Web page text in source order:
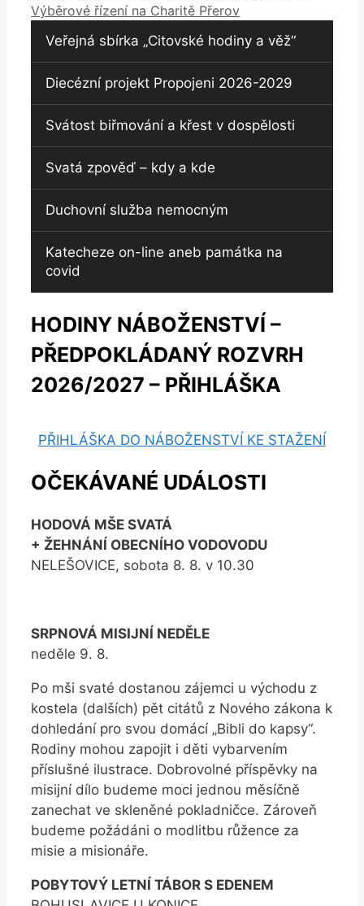
Výběrové řízení na Charitě Přerov
Veřejná sbírka „Citovské hodiny a věž“
Diecézní projekt Propojeni 2026-2029
Svátost biřmování a křest v dospělosti
Svatá zpověď – kdy a kde
Duchovní služba nemocným
Katecheze on-line aneb památka na
covid
HODINY NÁBOŽENSTVÍ –
PŘEDPOKLÁDANÝ ROZVRH
2026/2027 – PŘIHLÁŠKA
PŘIHLÁŠKA DO NÁBOŽENSTVÍ KE STAŽENÍ
OČEKÁVANÉ UDÁLOSTI
HODOVÁ MŠE SVATÁ
+ ŽEHNÁNÍ OBECNÍHO VODOVODU
NELEŠOVICE, sobota 8. 8. v 10.30
SRPNOVÁ MISIJNÍ NEDĚLE
neděle 9. 8.
Po mši svaté dostanou zájemci u východu z
kostela (dalších) pět citátů z Nového zákona k
dohledání pro svou domácí „Bibli do kapsy“.
Rodiny mohou zapojit i děti vybarvením
příslušné ilustrace. Dobrovolné příspěvky na
misijní dílo budeme moci jednou měsíčně
zanechat ve skleněné pokladničce. Zároveň
budeme požádáni o modlitbu růžence za
misie a misionáře.
POBYTOVÝ LETNÍ TÁBOR S EDENEM